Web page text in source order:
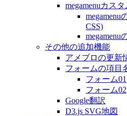
megamenuカスタ
megamenu
CSS)
megamenu
その他の追加機能
アメブロの更新
フォームの項目
フォーム01
フォーム02
Google翻訳
D3.js SVG地図